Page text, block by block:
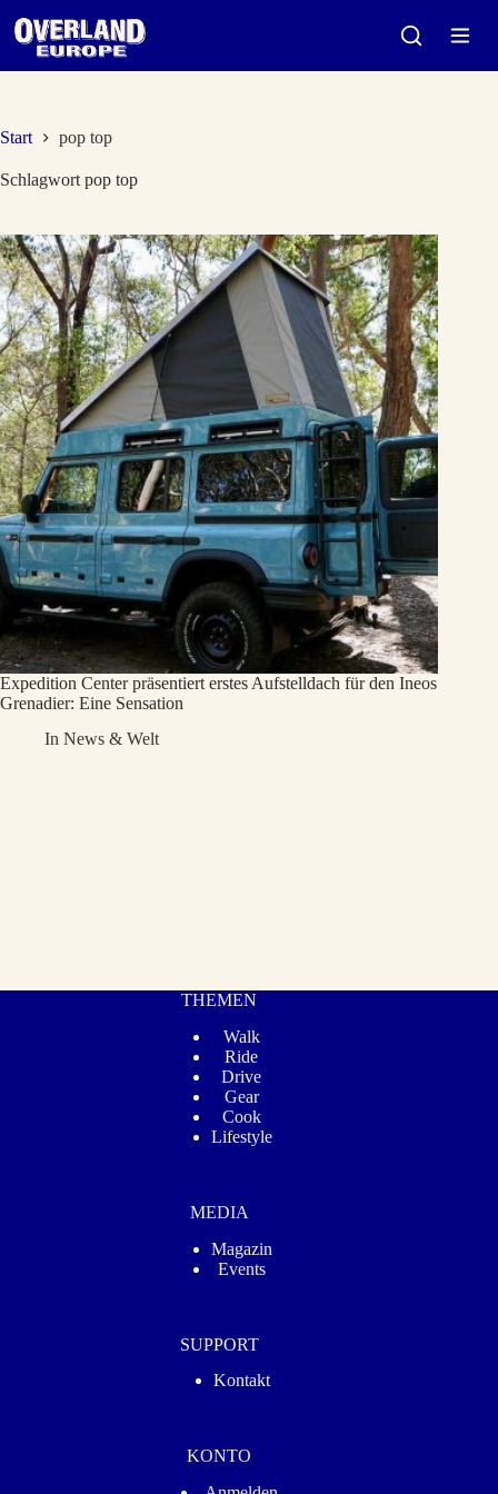
Start
pop top
Schlagwort pop top
Expedition Center präsentiert erstes Aufstelldach für den Ineos
Grenadier: Eine Sensation
In News & Welt
THEMEN
Walk
Ride
Drive
Gear
Cook
Lifestyle
MEDIA
Magazin
Events
SUPPORT
Kontakt
KONTO